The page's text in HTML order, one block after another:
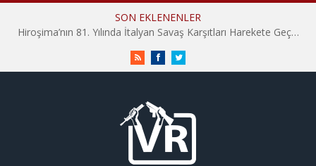
SON EKLENENLER
Hiroşima’nın 81. Yılında İtalyan Savaş Karşıtları Harekete Geçti: “Hatırlamak yeterli değil”
RSS FacebookTwitter